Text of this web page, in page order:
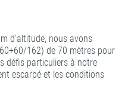
d'altitude, nous avons
162) de 70 mètres pour
défis particuliers à notre
escarpé et les conditions